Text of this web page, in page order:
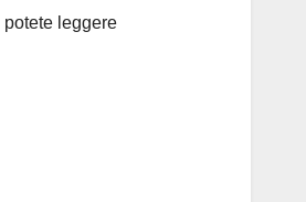
potete leggere